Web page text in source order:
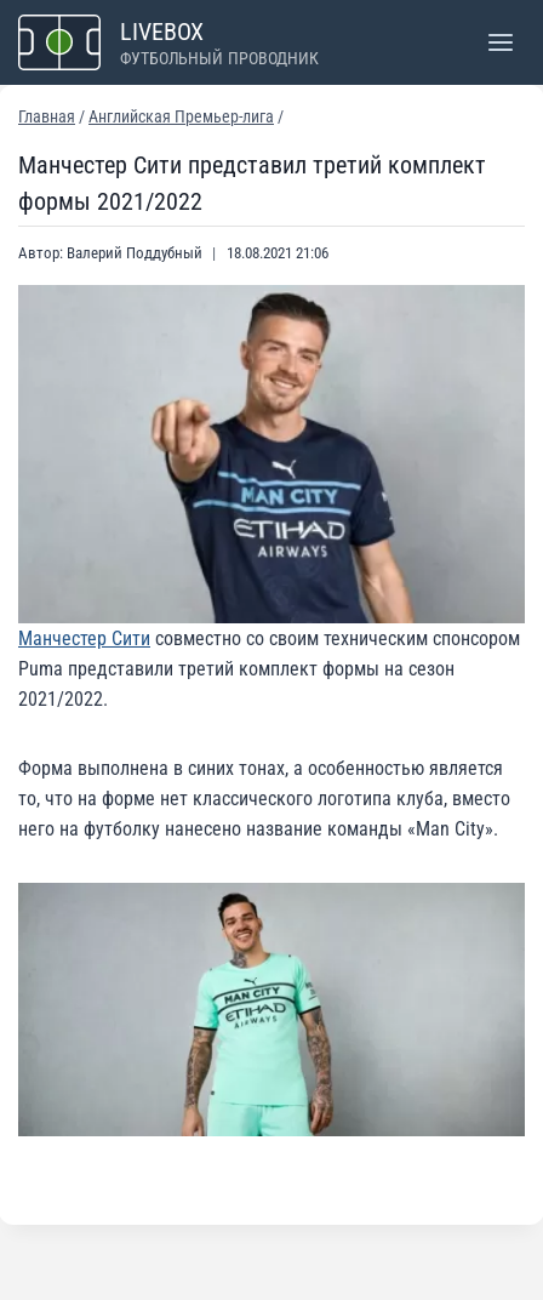
Перейти
содержимому
LIVEBOX
ФУТБОЛЬНЫЙ ПРОВОДНИК
Главная /Английская Премьер-лига /
Манчестер Сити представил третий комплект
формы 2021/2022
Автор: Валерий Поддубный 18.08.2021 21:06
Манчестер Сити совместно со своим техническим спонсором
Puma представили третий комплект формы на сезон
2021/2022.
Форма выполнена в синих тонах, а особенностью является
то, что на форме нет классического логотипа клуба, вместо
него на футболку нанесено название команды «Man City».